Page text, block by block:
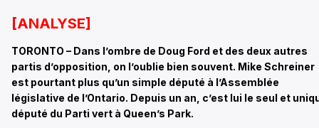
[ANALYSE]
TORONTO – Dans l’ombre de Doug Ford et des deux autres
partis d’opposition, on l’oublie bien souvent. Mike Schreiner
est pourtant plus qu’un simple député à l’Assemblée
législative de l’Ontario. Depuis un an, c’est lui le seul et
député du Parti vert à Queen’s Park.